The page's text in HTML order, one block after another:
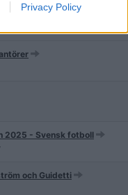
Privacy Policy
jag mig färdig”
2025 - Svensk fotboll
och Guidetti